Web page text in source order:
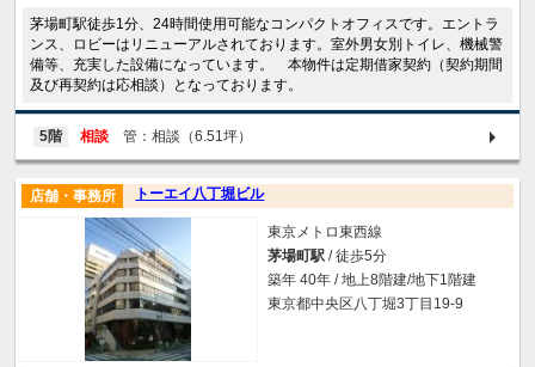
茅場町駅徒歩1分、24時間使用可能なコンパクトオフィスです。エントラ
ンス、ロビーはリニューアルされております。室外男女別トイレ、機械警
備等、充実した設備になっています。 本物件は定期借家契約（契約期間
及び再契約は応相談）となっております。
5階 相談 管：相談（6.51坪）
トーエイ八丁堀ビル
店舗・事務所
東京メトロ東西線
茅場町駅 / 徒歩5分
築年 40年 / 地上8階建/地下1階建
東京都中央区八丁堀3丁目19-9